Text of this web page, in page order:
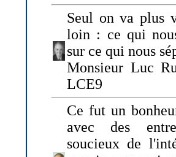
Seul on va plus
loin : ce qui
sur ce qui nous
Monsieur Luc
LCE9
Ce fut un
avec des
soucieux de